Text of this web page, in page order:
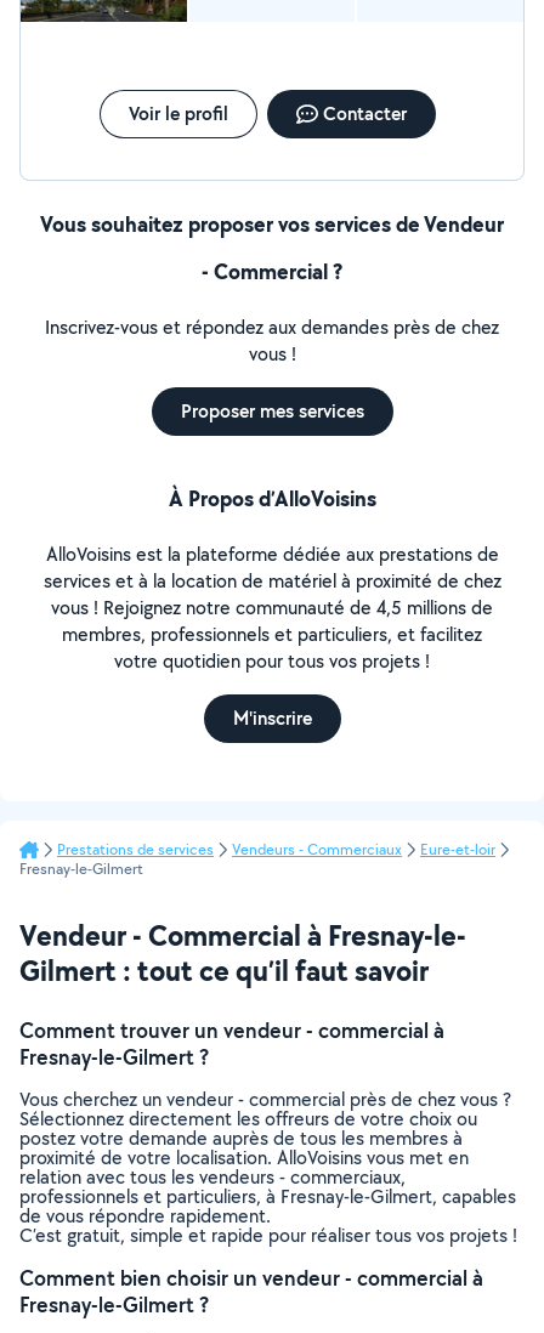
Voir le profil Contacter
Vous souhaitez proposer vos services de Vendeur
- Commercial ?
Inscrivez-vous et répondez aux demandes près de chez
vous !
Proposer mes services
À Propos d’AlloVoisins
AlloVoisins est la plateforme dédiée aux prestations de
services et à la location de matériel à proximité de chez
vous ! Rejoignez notre communauté de 4,5 millions de
membres, professionnels et particuliers, et facilitez
votre quotidien pour tous vos projets !
M'inscrire
Prestations de services Vendeurs - Commerciaux
Eure-et-loir
Fresnay-le-Gilmert
Vendeur - Commercial à Fresnay-le-
Gilmert : tout ce qu’il faut savoir
Comment trouver un vendeur - commercial à
Fresnay-le-Gilmert ?
Vous cherchez un vendeur - commercial près de chez vous ?
Sélectionnez directement les offreurs de votre choix ou
postez votre demande auprès de tous les membres à
proximité de votre localisation. AlloVoisins vous met en
relation avec tous les vendeurs - commerciaux,
professionnels et particuliers, à Fresnay-le-Gilmert, capables
de vous répondre rapidement.
C’est gratuit, simple et rapide pour réaliser tous vos projets !
Comment bien choisir un vendeur - commercial à
Fresnay-le-Gilmert ?